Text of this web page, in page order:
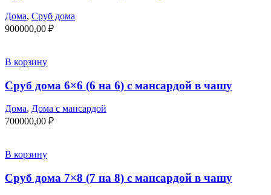
Дома, Сруб дома
900000,00 ₽
В корзину
Сруб дома 6×6 (6 на 6) с мансардой в чашу
Дома, Дома с мансардой
700000,00 ₽
В корзину
Сруб дома 7×8 (7 на 8) с мансардой в чашу